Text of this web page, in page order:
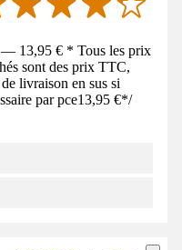
13,95 € * Tous les prix
sont des prix TTC,
livraison en sus si
par pce13,95 €*/